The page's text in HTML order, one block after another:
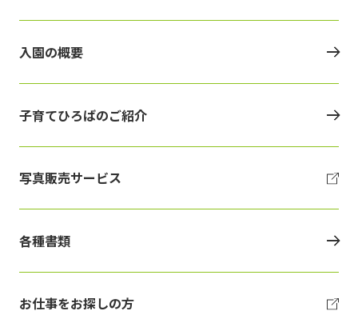
入園の概要
子育てひろばのご紹介
写真販売サービス
各種書類
お仕事をお探しの方